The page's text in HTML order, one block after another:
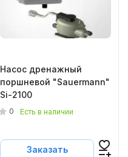
Насос дренажный
поршневой "Sauermann"
Si-2100
0 Есть в наличии
Заказать